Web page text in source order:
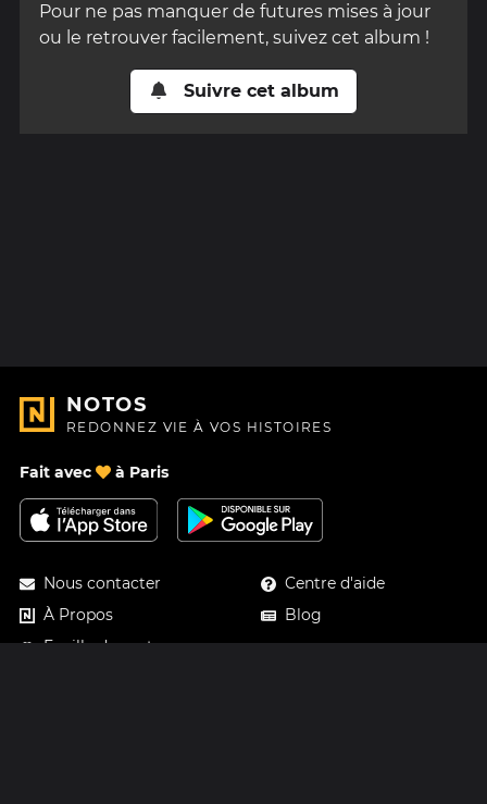
Pour ne pas manquer de futures mises à jour
ou le retrouver facilement, suivez cet album !
Suivre cet album
NOTOS
REDONNEZ VIE À VOS HISTOIRES
Fait avec à Paris
Nous contacter
À Propos
Feuille de route
Centre d'aide
Blog